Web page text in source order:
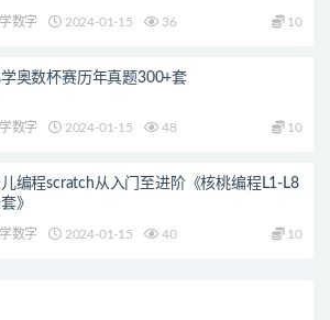
数字 2024-01-15 36 10
奥数杯赛历年真题300+套
数字 2024-01-15 48 10
编程scratch从入门至进阶《核桃编程L1-L8
》
数字 2024-01-15 40 10